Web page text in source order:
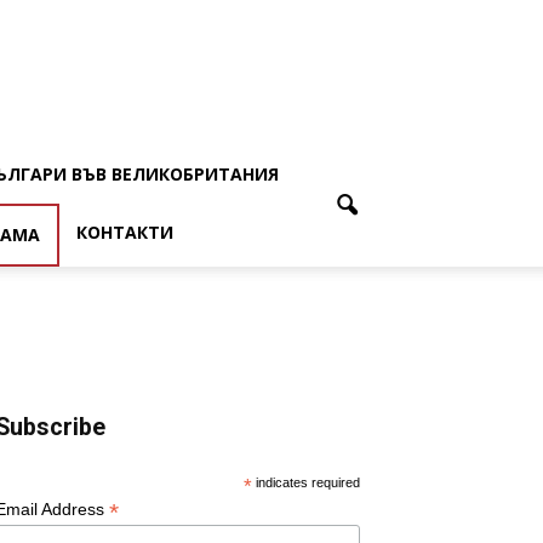
ВЪВ ВЕЛИКОБРИТАНИЯ
КОНТАКТИ
* indicates required
Address *